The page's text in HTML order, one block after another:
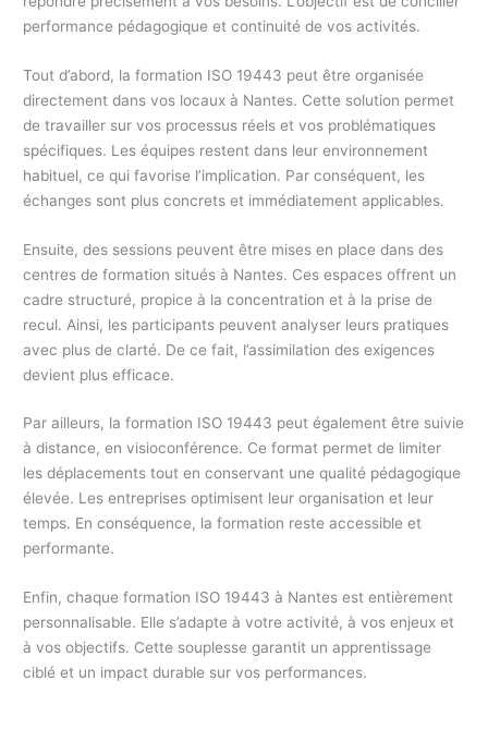
performance pédagogique et continuité de vos activités.
Tout d’abord, la formation ISO 19443 peut être organisée
directement dans vos locaux à Nantes. Cette solution permet
de travailler sur vos processus réels et vos problématiques
spécifiques. Les équipes restent dans leur environnement
habituel, ce qui favorise l’implication. Par conséquent, les
échanges sont plus concrets et immédiatement applicables.
Ensuite, des sessions peuvent être mises en place dans des
centres de formation situés à Nantes. Ces espaces offrent un
cadre structuré, propice à la concentration et à la prise de
recul. Ainsi, les participants peuvent analyser leurs pratiques
avec plus de clarté. De ce fait, l’assimilation des exigences
devient plus efficace.
Par ailleurs, la formation ISO 19443 peut également être suivie
à distance, en visioconférence. Ce format permet de limiter
les déplacements tout en conservant une qualité pédagogique
élevée. Les entreprises optimisent leur organisation et leur
temps. En conséquence, la formation reste accessible et
performante.
Enfin, chaque formation ISO 19443 à Nantes est entièrement
personnalisable. Elle s’adapte à votre activité, à vos enjeux et
à vos objectifs. Cette souplesse garantit un apprentissage
ciblé et un impact durable sur vos performances.